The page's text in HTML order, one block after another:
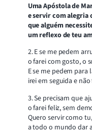
Uma Apóstola de
e servir com alegria
que alguém
um reflexo de teu
2. E se me pedem
o farei com gosto, o
E se me pedem para
irei em seguida e
3. Se precisam que
o farei feliz, sem
Quero servir como
a todo o mundo dar